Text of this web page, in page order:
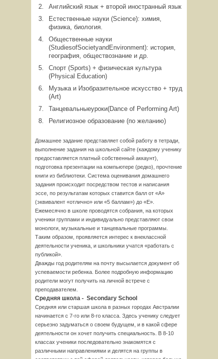
Английский язык + второй иностранный язык
Естественные науки (Science): химия,
физика, биология.
Общественные науки
(StudiesofSocietyandEnvironment): история,
география, обществознание и др.
Спорт (Sports) + физическая культура
(Physical Education)
Музыка и Изобразительное искусство + труд
(Art)
Танцевальныеуроки(Dance of Performing Art)
Религиозное образование (по желанию)
Домашнее задание представляет собой работу в тетради,
выполнение задания на школьной сайте (каждому ученику
предоставляется платный собственный аккаунт),
подготовка презентации на компьютере (редко), прочтение
книги из библиотеки. Система оценивания домашнего
задания происходит посредством тестов и написания
эссе, по результатам которых ставится балл от «А»
(эквивалент «отлично» или «5 баллам») до «Е».
Ежемесячно в школе проводятся собрания, на которых
ученики группами и индивидуально представляют свои
монологи, музыкальные и танцевальные программы.
Таким образом, проявляется интерес к внеклассной
деятельности ученика, и школьники учатся «работать с
публикой».
Дважды год родителям на почту высылается документ об
успеваемости ребенка. Более подробную информацию
родители могут получить на личной встрече с
преподавателем.
Средняя школа - Secondary School
Средняя или старшая школа в разных городах Австралии
начинается с 7-го или 8-го класса. Здесь ученику следует
серьезно задуматься о своем будущем, и в какой сфере
деятельности он хочет получить специальность. В 8-10
классах ученики последовательно знакомятся с
различными направлениями и делятся на группы в